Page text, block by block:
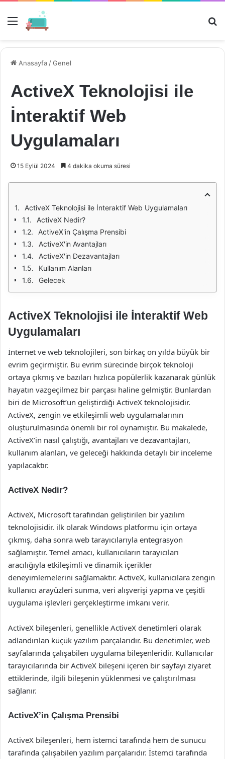
Menü
Anasayfa /Genel
ActiveX Teknolojisi ile
İnteraktif Web
Uygulamaları
15 Eylül 2024 4 dakika okuma süresi
ActiveX Teknolojisi ile İnteraktif Web Uygulamaları
ActiveX Nedir?
ActiveX'in Çalışma Prensibi
ActiveX'in Avantajları
ActiveX'in Dezavantajları
Kullanım Alanları
Gelecek
ActiveX Teknolojisi ile İnteraktif Web
Uygulamaları
İnternet ve web teknolojileri, son birkaç on yılda büyük bir
evrim geçirmiştir. Bu evrim sürecinde birçok teknoloji
ortaya çıkmış ve bazıları hızlıca popülerlik kazanarak günlük
hayatın vazgeçilmez bir parçası haline gelmiştir. Bunlardan
biri de Microsoft’un geliştirdiği ActiveX teknolojisidir.
ActiveX, zengin ve etkileşimli web uygulamalarının
oluşturulmasında önemli bir rol oynamıştır. Bu makalede,
ActiveX’in nasıl çalıştığı, avantajları ve dezavantajları,
kullanım alanları, ve geleceği hakkında detaylı bir inceleme
yapılacaktır.
ActiveX Nedir?
ActiveX, Microsoft tarafından geliştirilen bir yazılım
teknolojisidir. ilk olarak Windows platformu için ortaya
çıkmış, daha sonra web tarayıcılarıyla entegrasyon
sağlamıştır. Temel amacı, kullanıcıların tarayıcıları
aracılığıyla etkileşimli ve dinamik içerikler
deneyimlemelerini sağlamaktır. ActiveX, kullanıcılara zengin
kullanıcı arayüzleri sunma, veri alışverişi yapma ve çeşitli
uygulama işlevleri gerçekleştirme imkanı verir.
ActiveX bileşenleri, genellikle ActiveX denetimleri olarak
adlandırılan küçük yazılım parçalarıdır. Bu denetimler, web
sayfalarında çalışabilen uygulama bileşenleridir. Kullanıcılar
tarayıcılarında bir ActiveX bileşeni içeren bir sayfayı ziyaret
ettiklerinde, ilgili bileşenin yüklenmesi ve çalıştırılması
sağlanır.
ActiveX’in Çalışma Prensibi
ActiveX bileşenleri, hem istemci tarafında hem de sunucu
tarafında çalışabilen yazılım parçalarıdır. İstemci tarafında